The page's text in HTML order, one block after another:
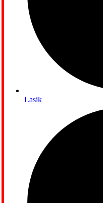
Lasik